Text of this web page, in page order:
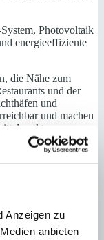
Anzeigen zu
anbieten
Photovoltaik
energieeffiziente
die Nähe zum
und der
und
und machen
offene Küche,
Patio, Zugang
Ankleide und
davon mit